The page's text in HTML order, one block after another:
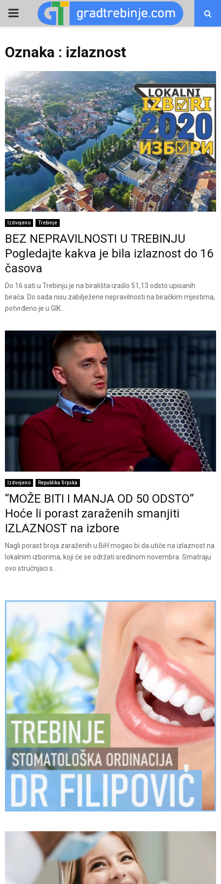
PRIMARY
Oznaka : izlaznost
Izdvojeno Trebinje
BEZ NEPRAVILNOSTI U TREBINJU
Pogledajte kakva je bila izlaznost do 16
časova
Do 16 sati u Trebinju je na birališta izašlo 51,13 odsto upisanih
birača. Do sada nisu zabilježene nepravilnosti na biračkim mjestima,
potvrđeno je u GIK...
Izdvojeno Republika Srpska
“MOŽE BITI I MANJA OD 50 ODSTO”
Hoće li porast zaraženih smanjiti
IZLAZNOST na izbore
Nagli porast broja zaraženih u BiH mogao bi da utiče na izlaznost na
lokalnim izborima, koji će se održati sredinom novembra. Smatraju
ovo stručnjaci s...